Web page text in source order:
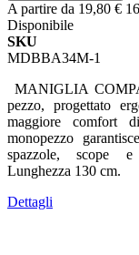
A partire da 19,80 €
Disponibile
SKU
MDBBA34M-1
MANIGLIA
pezzo, progettato
maggiore comfort
monopezzo
spazzole, scope e
Lunghezza 130 cm.
Dettagli